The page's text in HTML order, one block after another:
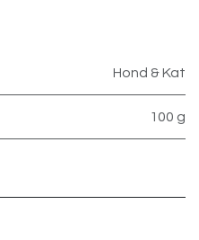
Hond & Kat
100 g